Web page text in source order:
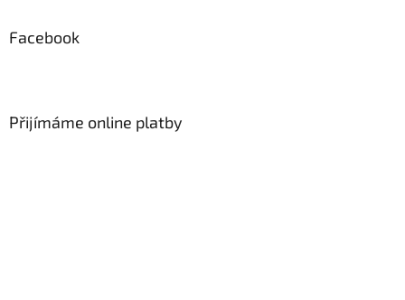
Facebook
Přijímáme online platby